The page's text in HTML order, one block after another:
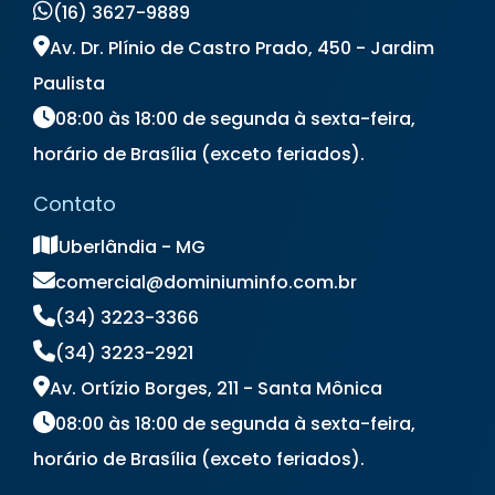
Locação de Notebook Preço
Locação de Televisão
Locação de Totem para Eventos
Locação de Totem Touch Screen
Preço Aluguel de Notebook
Preço de Locação de Notebook
(16) 3627-9889
Av. Dr. Plínio de Castro Prado, 450 - Jardim
Paulista
08:00 às 18:00 de segunda à sexta-feira,
horário de Brasília (exceto feriados).
Contato
Uberlândia - MG
comercial@dominiuminfo.com.br
(34) 3223-3366
(34) 3223-2921
Av. Ortízio Borges, 211 - Santa Mônica
08:00 às 18:00 de segunda à sexta-feira,
horário de Brasília (exceto feriados).